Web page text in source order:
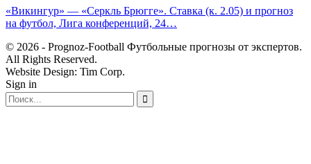
«Викингур» — «Серкль Брюгге». Ставка (к. 2.05) и прогноз
на футбол, Лига конференций, 24…
© 2026 - Prognoz-Football Футбольные прогнозы от экспертов.
All Rights Reserved.
Website Design: Tim Corp.
Sign in